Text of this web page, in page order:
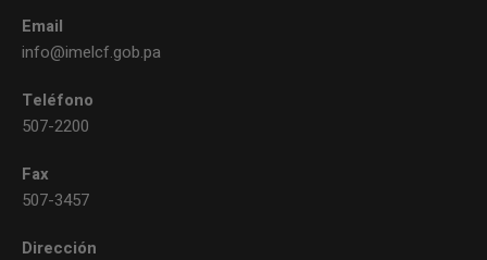
Email
info@imelcf.gob.pa
Teléfono
507-2200
Fax
507-3457
Dirección